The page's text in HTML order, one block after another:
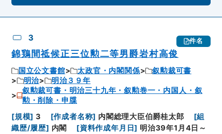
3 件名
錦鶏間祗候正三位勲二等男爵岩村高俊
国立公文書館 太政官・内閣関係
叙勲裁可書
明治
明治３９年
叙勲裁可書・明治三十九年・叙勲巻一・内国人・叙
勲・削除・申牒
[規模] 3 [作成者名称] 内閣総理大臣伯爵桂太郎 [組
織歴/履歴] 内閣 [資料作成年月日] 明治39年1月4日～